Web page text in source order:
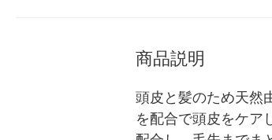
商品説明
頭皮と髪のため天然
を配合で頭皮をケア